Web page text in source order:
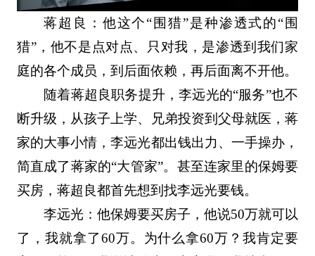
蒋超良：他这个“围猎”是种渗透式的“围
猎”，他不是点对点、只对我，是渗透到我们家
庭的各个成员，到后面依赖，再后面离不开他。
随着蒋超良职务提升，李远光的“服务”也不
断升级，从孩子上学、兄弟投资到父母就医，蒋
家的大事小情，李远光都出钱出力、一手操办，
简直成了蒋家的“大管家”。甚至连家里的保姆要
买房，蒋超良都首先想到找李远光要钱。
李远光：他保姆要买房子，他说50万就可以
了，我就拿了60万。为什么拿60万？我肯定要